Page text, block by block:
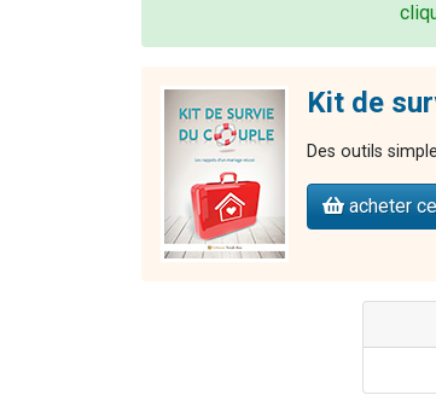
Kit de
Des outils
acheter